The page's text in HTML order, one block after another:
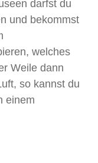
darfst du
und bekommst
welches
Weile dann
so kannst du
einem